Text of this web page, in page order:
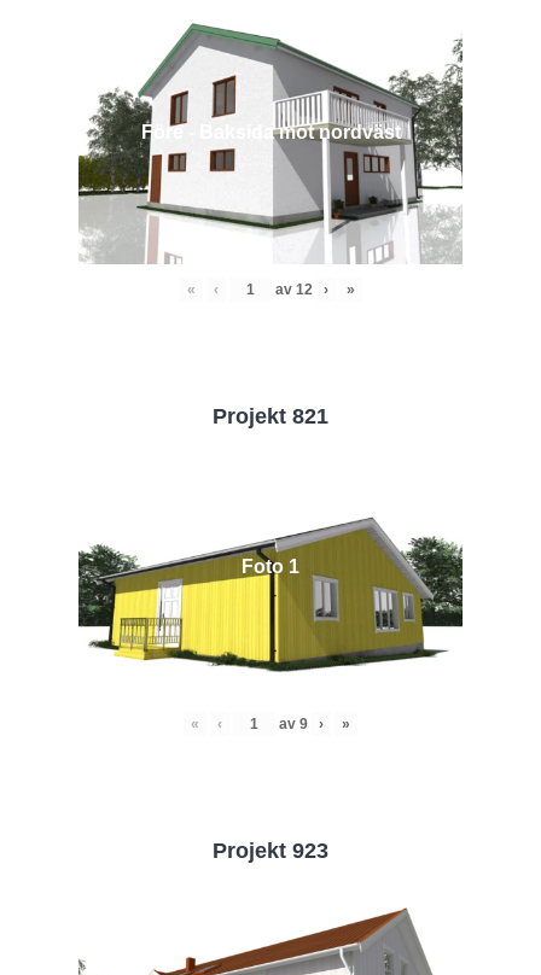
Före - Baksida mot nordväst
« ‹ av 12 › »
Projekt 821
Foto 1
« ‹ av 9 › »
Projekt 923